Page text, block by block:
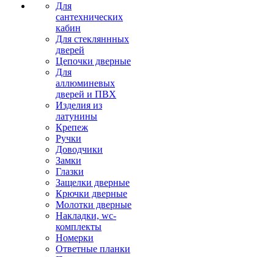
Для
сантехнических
кабин
Для стекляннных
дверей
Цепочки дверные
Для
аллюминевых
дверей и ПВХ
Изделия из
латунины
Крепеж
Ручки
Доводчики
Замки
Глазки
Защелки дверные
Крючки дверные
Молотки дверные
Накладки, wc-
комплекты
Номерки
Ответные планки